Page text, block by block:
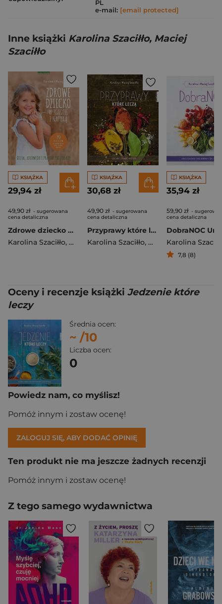
PL
e-mail: [email protected]
Inne książki Karolina Szaciłło, Maciej
Szaciłło
KSIĄŻKA
29,94 zł
49,90 zł - sugerowana
cena detaliczna
Zdrowe dziecko w zgodzie z naturą 70 przepisów na zdrowe dania, które polubią maluchy
Karolina Szaciłło, Maciej Szaciłło
KSIĄŻKA
30,68 zł
49,90 zł - sugerowana
cena detaliczna
Przyprawy które leczą
Karolina Szaciłło, Maciej Szaciłło
KSIĄŻKA
35,94 zł
59,90 zł -
cena detaliczna
Karolina
7,8 (8)
Oceny i recenzje książki Jedzenie które
leczy
Średnia ocen:
~ /10
Liczba ocen:
0
Powiedz nam, co myślisz!
Pomóż innym i zostaw ocenę!
ZALOGUJ SIĘ, ABY DODAĆ OPINIĘ
Ten produkt nie ma jeszcze żadnych recenzji
Pomóż innym i zostaw ocenę!
Z tego samego wydawnictwa